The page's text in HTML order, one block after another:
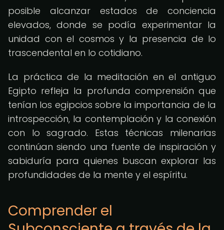
posible alcanzar estados de conciencia
elevados, donde se podía experimentar la
unidad con el cosmos y la presencia de lo
trascendental en lo cotidiano.
La práctica de la meditación en el antiguo
Egipto refleja la profunda comprensión que
tenían los egipcios sobre la importancia de la
introspección, la contemplación y la conexión
con lo sagrado. Estas técnicas milenarias
continúan siendo una fuente de inspiración y
sabiduría para quienes buscan explorar las
profundidades de la mente y el espíritu.
Comprender el